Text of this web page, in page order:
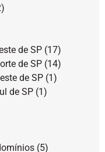
de SP (17)
de SP (14)
de SP (1)
de SP (1)
(5)